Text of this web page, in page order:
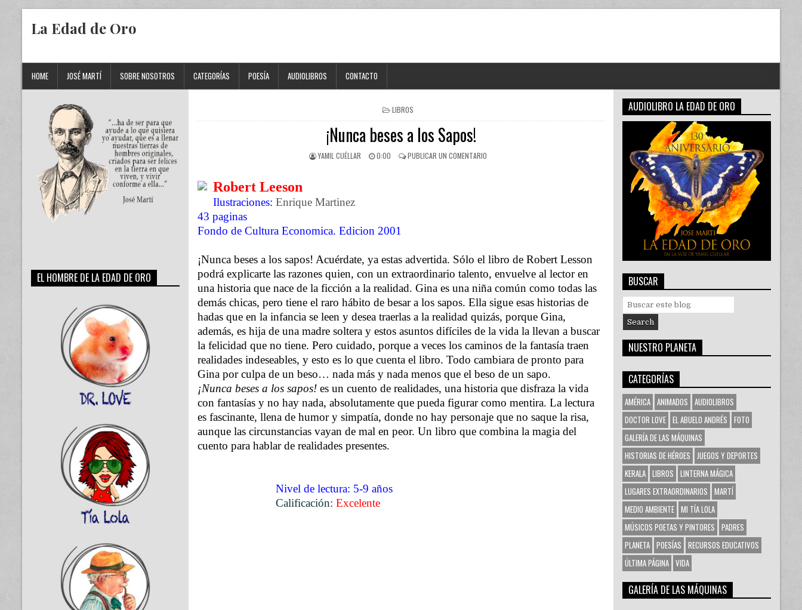
La Edad de Oro
HOME JOSÉ MARTÍ SOBRE NOSOTROS CATEGORÍAS POESÍA AUDIOLIBROS CONTACTO
LIBROS
¡Nunca beses a los Sapos!
YAMIL CUÉLLAR 0:00 PUBLICAR UN COMENTARIO
Robert Leeson
Ilustraciones:Enrique Martinez
43 paginas
Fondo de Cultura Economica. Edicion 2001
¡Nunca beses a los sapos! Acuérdate, ya estas advertida. Sólo el libro de Robert Lesson
podrá explicarte las razones quien, con un extraordinario talento, envuelve al lector en
una historia que nace de la ficción a la realidad. Gina es una niña común como todas las
demás chicas, pero tiene el raro hábito de besar a los sapos. Ella sigue esas historias de
hadas que en la infancia se leen y desea traerlas a la realidad quizás, porque Gina,
además, es hija de una madre soltera y estos asuntos difíciles de la vida la llevan a buscar
la felicidad que no tiene. Pero cuidado, porque a veces los caminos de la fantasía traen
realidades indeseables, y esto es lo que cuenta el libro. Todo cambiara de pronto para
Gina por culpa de un beso… nada más y nada menos que el beso de un sapo.
¡Nunca beses a los sapos! es un cuento de realidades, una historia que disfraza la vida
con fantasías y no hay nada, absolutamente que pueda figurar como mentira. La lectura
es fascinante, llena de humor y simpatía, donde no hay personaje que no saque la risa,
aunque las circunstancias vayan de mal en peor. Un libro que combina la magia del
cuento para hablar de realidades presentes.
Nivel de lectura: 5-9 años
Calificación: Excelente
EL HOMBRE DE LA EDAD DE ORO
AUDIOLIBRO LA EDAD DE ORO
BUSCAR
e
r
f
r
:
NUESTRO PLANETA
CATEGORÍAS
AMÉRICA ANIMADOS AUDIOLIBROS
DOCTOR LOVE EL ABUELO ANDRÉS FOTO
GALERÍA DE LAS MÁQUINAS
HISTORIAS DE HÉROES JUEGOS Y DEPORTES
KERALA LIBROS LINTERNA MÁGICA
LUGARES EXTRAORDINARIOS MARTÍ
MEDIO AMBIENTE MI TÍA LOLA
MÚSICOS POETAS Y PINTORES PADRES
PLANETA POESÍAS RECURSOS EDUCATIVOS
ÚLTIMA PÁGINA VIDA
GALERÍA DE LAS MÁQUINAS